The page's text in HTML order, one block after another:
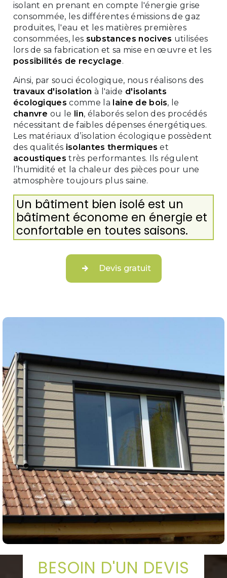
isolant en prenant en compte l'énergie grise
consommée, les différentes émissions de gaz
produites, l'eau et les matières premières
consommées, les substances nocives utilisées
lors de sa fabrication et sa mise en œuvre et les
possibilités de recyclage.
Ainsi, par souci écologique, nous réalisons des
travaux d'isolation à l'aide d'isolants
écologiques comme la laine de bois, le
chanvreou le lin, élaborés selon des procédés
nécessitant de faibles dépenses énergétiques.
Les matériaux d’isolation écologique possèdent
des qualités isolantes thermiques et
acoustiques très performantes. Ils régulent
l’humidité et la chaleur des pièces pour une
atmosphère toujours plus saine.
Un bâtiment bien isolé est un
bâtiment économe en énergie et
confortable en toutes saisons.
Devis gratuit
BESOIN D'UN DEVIS